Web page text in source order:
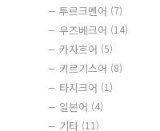
투르크멘어 (7)
우즈베크어 (14)
카자흐어 (5)
키르기스어 (8)
타지크어 (1)
일본어 (4)
기타 (11)